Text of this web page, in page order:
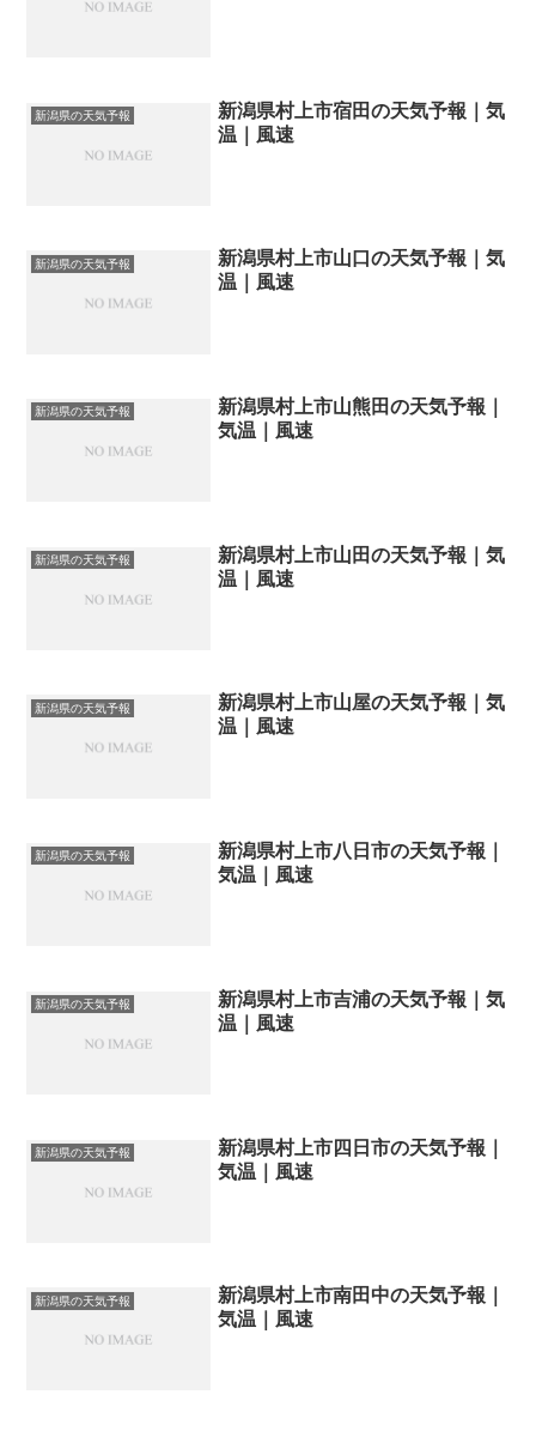
新潟県の天気予報
新潟県村上市宿田の天気予報｜気
温｜風速
新潟県の天気予報
新潟県村上市山口の天気予報｜気
温｜風速
新潟県の天気予報
新潟県村上市山熊田の天気予報｜
気温｜風速
新潟県の天気予報
新潟県村上市山田の天気予報｜気
温｜風速
新潟県の天気予報
新潟県村上市山屋の天気予報｜気
温｜風速
新潟県の天気予報
新潟県村上市八日市の天気予報｜
気温｜風速
新潟県の天気予報
新潟県村上市吉浦の天気予報｜気
温｜風速
新潟県の天気予報
新潟県村上市四日市の天気予報｜
気温｜風速
新潟県の天気予報
新潟県村上市南田中の天気予報｜
気温｜風速